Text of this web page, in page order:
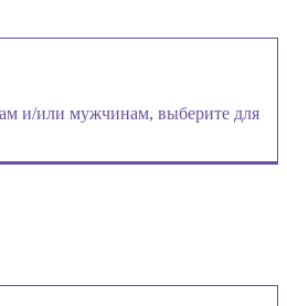
и/или мужчинам, выберите для